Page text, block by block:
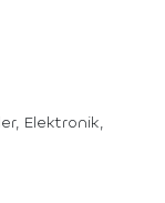
Elektronik,